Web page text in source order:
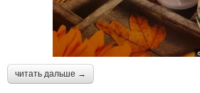
читать дальше →